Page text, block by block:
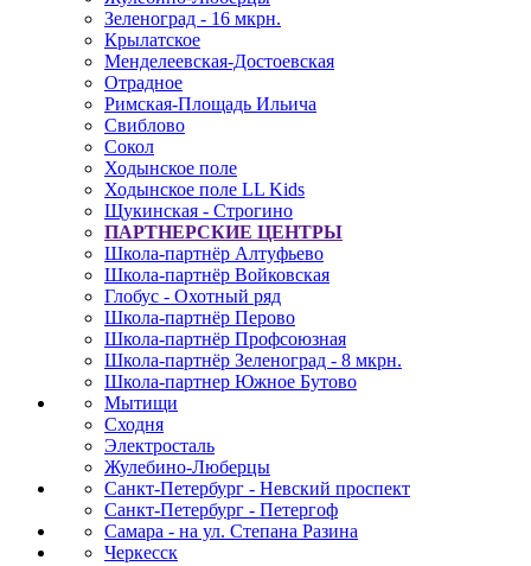
Зеленоград - 16 мкрн.
Крылатское
Менделеевская-Достоевская
Отрадное
Римская-Площадь Ильича
Свиблово
Сокол
Ходынское поле
Ходынское поле LL Kids
Щукинская - Строгино
ПАРТНЕРСКИЕ ЦЕНТРЫ
Школа-партнёр Алтуфьево
Школа-партнёр Войковская
Глобус - Охотный ряд
Школа-партнёр Перово
Школа-партнёр Профсоюзная
Школа-партнёр Зеленоград - 8 мкрн.
Школа-партнер Южное Бутово
Мытищи
Сходня
Электросталь
Жулебино-Люберцы
Санкт-Петербург - Невский проспект
Санкт-Петербург - Петергоф
Самара - на ул. Степана Разина
Черкесск